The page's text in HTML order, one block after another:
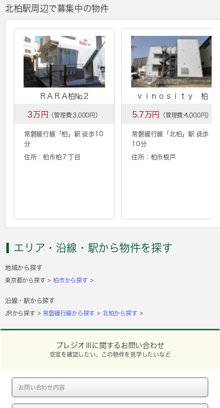
北柏駅周辺で募集中の物件
ＲＡＲＡ柏№２
3万円 （管理費:3,000円）
常磐緩行線「柏 」駅 徒歩10
分
住所：柏市柏７丁目
ｖｉｎｏｓｉｔｙ 柏
5.7万円 （管理費:4,000円）
常磐緩行線「 北柏 」駅 徒歩
10分
住所：柏市根戸
エリア・沿線・駅から物件を探す
地域から探す
東京都から探す 柏市から探す
沿線・駅から探す
JRから探す 常磐緩行線から探す 北柏から探す
プレジオⅢに関するお問い合わせ
空室を確認したい、この物件を見学したいなど